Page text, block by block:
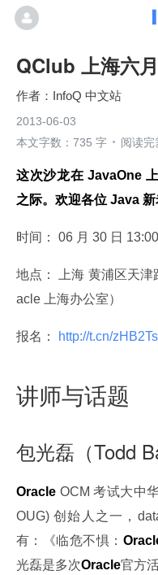
QClub 上海六
InfoQ 中文站
2013-06-03
本文字数：735 字
阅读完
这次沙龙在 JavaOne
之际。欢迎各位 Java 新
时间： 06 月 30 日
地点： 上海 黄浦区天
acle 上海办公室）
报名： http://t.cn/
讲师与话题
包光磊（Todd
Oracle OCM 考试大中
OUG) 创始人之一，
有：《临危不惧：
光磊是多次Oracle官方